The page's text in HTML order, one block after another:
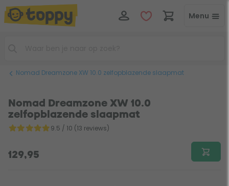
Menu
Nomad Dreamzone XW 10.0 zelfopblazende slaapmat
Nomad Dreamzone XW 10.0
zelfopblazende slaapmat
9.5 / 10 (13 reviews)
129,95